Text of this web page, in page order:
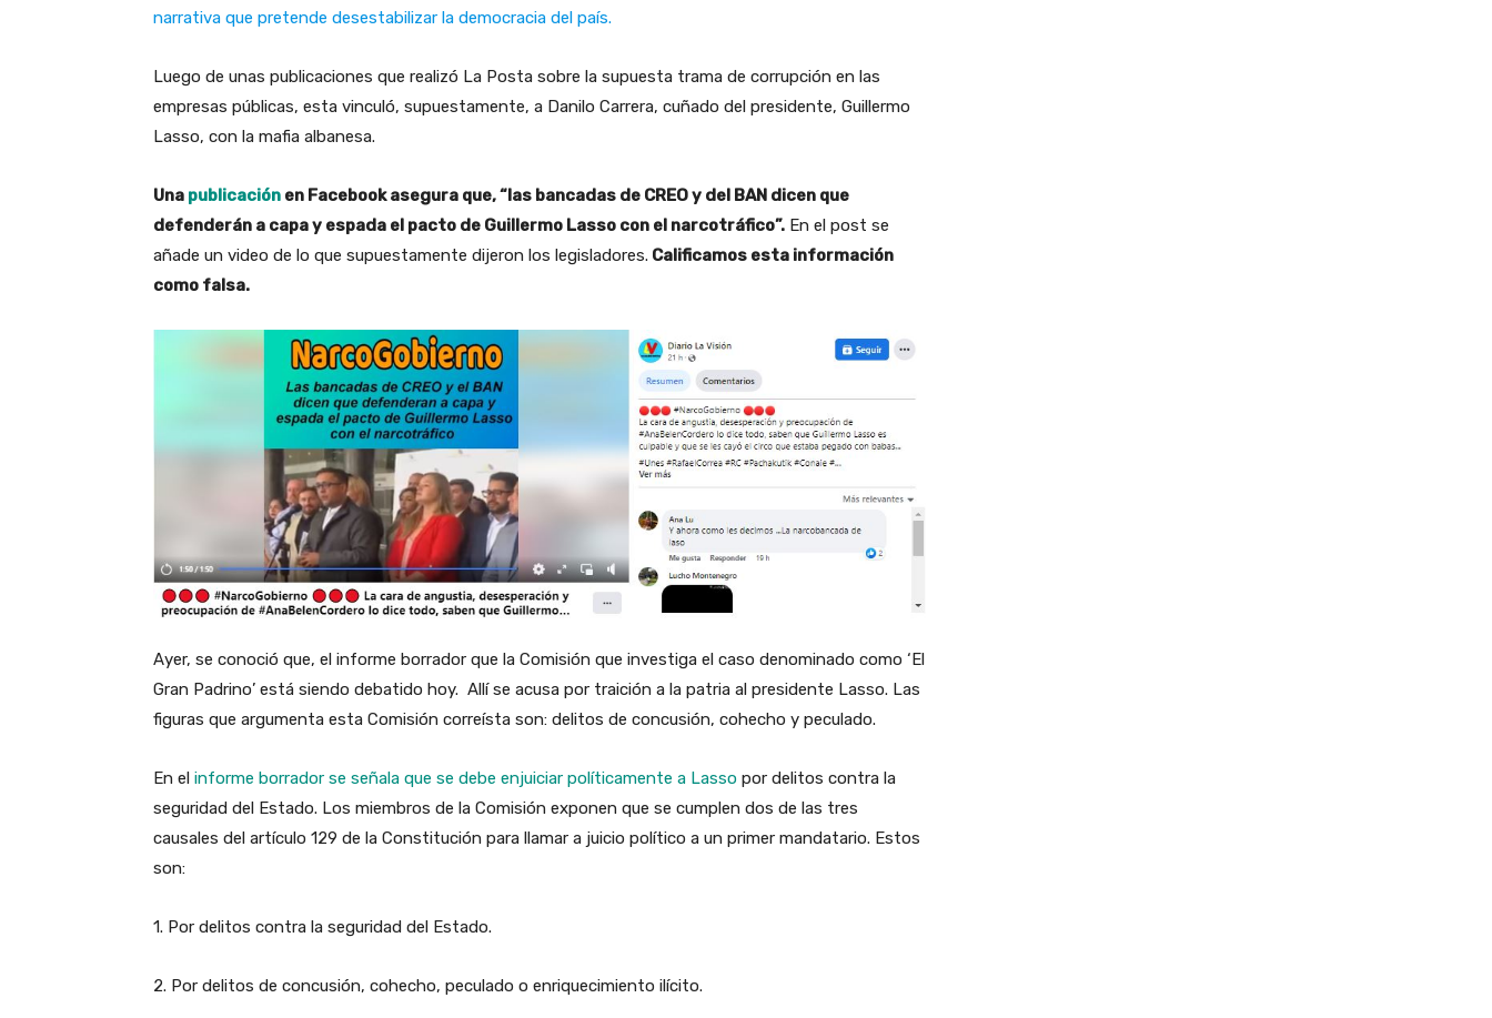
narrativa que pretende desestabilizar la democracia del país.
Luego de unas publicaciones que realizó La Posta sobre la supuesta trama de corrupción en las
empresas públicas, esta vinculó, supuestamente, a Danilo Carrera, cuñado del presidente, Guillermo
Lasso, con la mafia albanesa.
Una publicación en Facebook asegura que, “las bancadas de CREO y del BAN dicen que
defenderán a capa y espada el pacto de Guillermo Lasso con el narcotráfico”. En el post se
añade un video de lo que supuestamente dijeron los legisladores. Calificamos esta información
como falsa.
Ayer, se conoció que, el informe borrador que la Comisión que investiga el caso denominado como ‘El
Gran Padrino’ está siendo debatido hoy. Allí se acusa por traición a la patria al presidente Lasso. Las
figuras que argumenta esta Comisión correísta son: delitos de concusión, cohecho y peculado.
En el informe borrador se señala que se debe enjuiciar políticamente a Lasso por delitos contra la
seguridad del Estado. Los miembros de la Comisión exponen que se cumplen dos de las tres
causales del artículo 129 de la Constitución para llamar a juicio político a un primer mandatario. Estos
son:
1. Por delitos contra la seguridad del Estado.
2. Por delitos de concusión, cohecho, peculado o enriquecimiento ilícito.